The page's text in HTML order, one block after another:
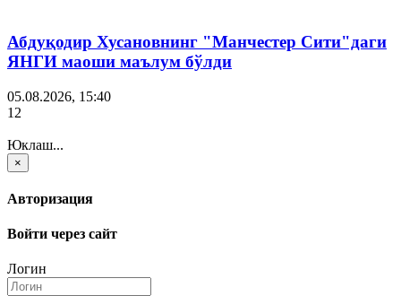
Абдуқодир Хусановнинг "Манчестер Сити"даги
ЯНГИ маоши маълум бўлди
05.08.2026, 15:40
12
Юклаш...
×
Авторизация
Войти через сайт
Логин